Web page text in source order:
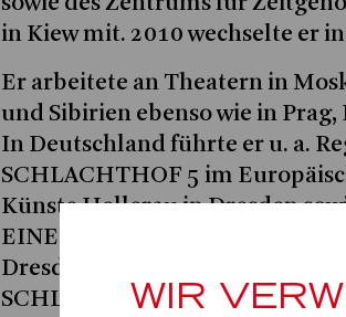
in Kiew mit. 2010 wechselte er
Er arbeitete an Theatern in
und Sibirien ebenso wie in
In Deutschland führte er u. a.
SCHLACHTHOF 5 im
Künste Hellerau in Dresden
EINES CLOWNS am
Dresdner
SCHLOSS, am Badischen
WIR